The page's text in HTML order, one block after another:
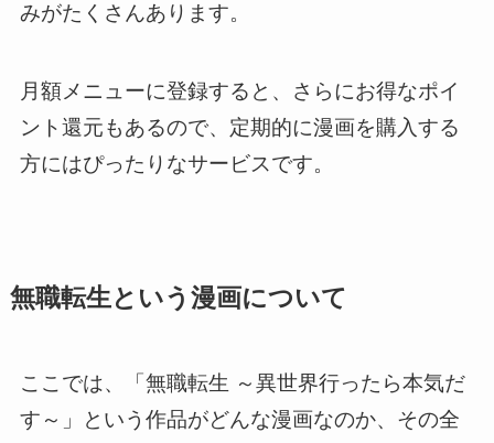
みがたくさんあります。
月額メニューに登録すると、さらにお得なポイ
ント還元もあるので、定期的に漫画を購入する
方にはぴったりなサービスです。
無職転生という漫画について
ここでは、「無職転生 ～異世界行ったら本気だ
す～」という作品がどんな漫画なのか、その全